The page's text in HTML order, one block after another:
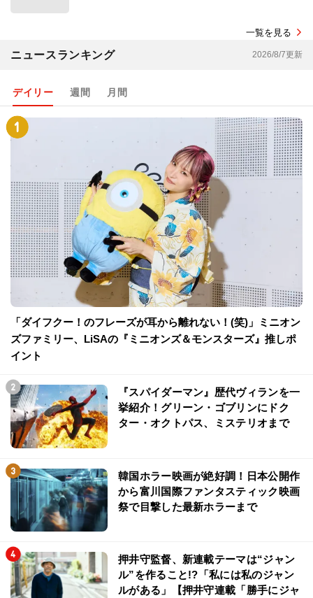
一覧を見る
ニュースランキング 2026/8/7更新
デイリー 週間 月間
「ダイフクー！のフレーズが耳から離れない！(笑)」ミニオン
ズファミリー、LiSAの『ミニオンズ＆モンスターズ』推しポ
イント
『スパイダーマン』歴代ヴィランを一
挙紹介！グリーン・ゴブリンにドク
ター・オクトパス、ミステリオまで
韓国ホラー映画が絶好調！日本公開作
から富川国際ファンタスティック映画
祭で目撃した最新ホラーまで
押井守監督、新連載テーマは“ジャン
ル”を作ること!?「私には私のジャン
ルがある」【押井守連載「勝手にジャ